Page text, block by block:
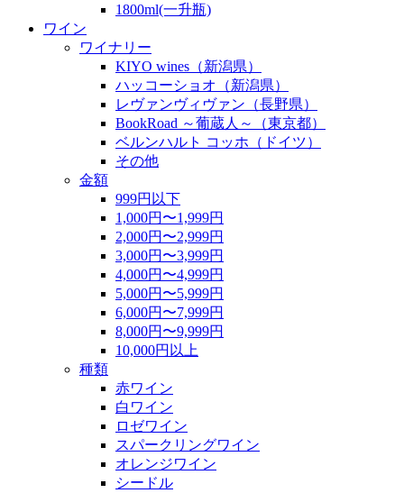
1800ml(一升瓶)
ワイン
ワイナリー
KIYO wines（新潟県）
ハッコーショオ（新潟県）
レヴァンヴィヴァン（長野県）
BookRoad ～葡蔵人～（東京都）
ベルンハルト コッホ（ドイツ）
その他
金額
999円以下
1,000円〜1,999円
2,000円〜2,999円
3,000円〜3,999円
4,000円〜4,999円
5,000円〜5,999円
6,000円〜7,999円
8,000円〜9,999円
10,000円以上
種類
赤ワイン
白ワイン
ロゼワイン
スパークリングワイン
オレンジワイン
シードル